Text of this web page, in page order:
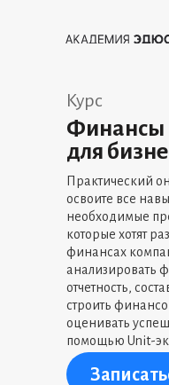
Финансы
для
Курс
Практический
освоите все
необходимые
которые хотят
финансах
анализировать
отчетность,
строить
оценивать
помощью Unit-